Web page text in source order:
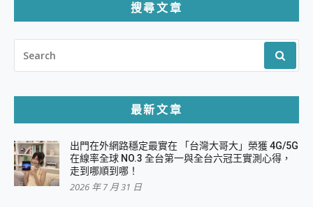
搜尋文章
FOR:
最新文章
出門在外網路穩定最實在 「台灣大哥大」榮獲 4G/5G
在線率全球 NO.3 全台第一與全台六冠王實測心得，
走到哪順到哪！
2026 年 7 月 31 日